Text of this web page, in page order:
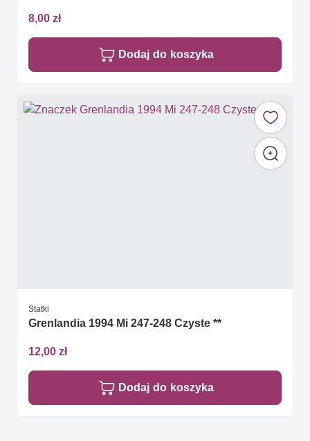
8,00 zł
Dodaj do koszyka
Statki
Grenlandia 1994 Mi 247-248 Czyste **
12,00 zł
Dodaj do koszyka